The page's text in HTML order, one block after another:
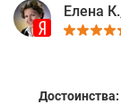
Елена
Достоинства: